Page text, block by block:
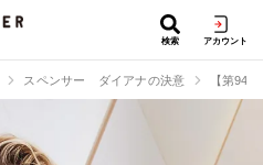
検索 アカウント
スペンサー ダイアナの決意 【第94